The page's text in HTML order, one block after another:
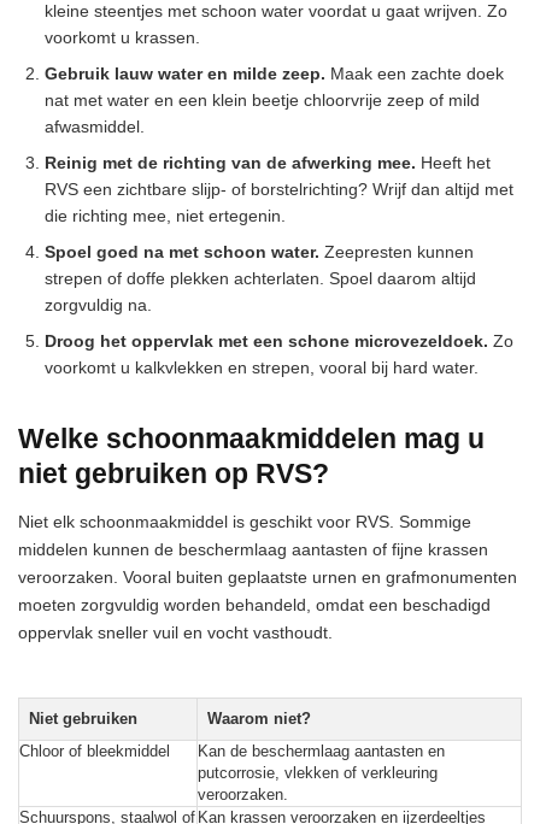
kleine steentjes met schoon water voordat u gaat wrijven. Zo
voorkomt u krassen.
Gebruik lauw water en milde zeep. Maak een zachte doek
nat met water en een klein beetje chloorvrije zeep of mild
afwasmiddel.
Reinig met de richting van de afwerking mee. Heeft het
RVS een zichtbare slijp- of borstelrichting? Wrijf dan altijd met
die richting mee, niet ertegenin.
Spoel goed na met schoon water. Zeepresten kunnen
strepen of doffe plekken achterlaten. Spoel daarom altijd
zorgvuldig na.
Droog het oppervlak met een schone microvezeldoek. Zo
voorkomt u kalkvlekken en strepen, vooral bij hard water.
Welke schoonmaakmiddelen mag u
niet gebruiken op RVS?
Niet elk schoonmaakmiddel is geschikt voor RVS. Sommige
middelen kunnen de beschermlaag aantasten of fijne krassen
veroorzaken. Vooral buiten geplaatste urnen en grafmonumenten
moeten zorgvuldig worden behandeld, omdat een beschadigd
oppervlak sneller vuil en vocht vasthoudt.
Niet gebruiken
Waarom niet?
Chloor of bleekmiddel
Kan de beschermlaag aantasten en
putcorrosie, vlekken of verkleuring
veroorzaken.
Schuurspons, staalwol of Kan krassen veroorzaken en ijzerdeeltjes